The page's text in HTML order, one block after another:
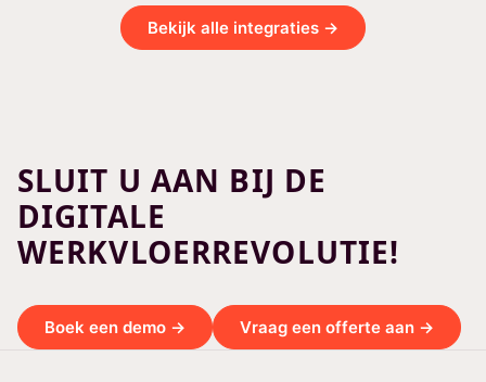
Bekijk alle integraties →
SLUIT U AAN BIJ DE
DIGITALE
WERKVLOERREVOLUTIE!
Boek een demo → Vraag een offerte aan →